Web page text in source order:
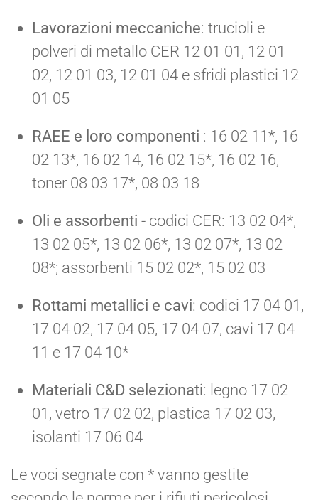
Lavorazioni meccaniche: trucioli e
polveri di metallo CER 12 01 01, 12 01
02, 12 01 03, 12 01 04 e sfridi plastici 12
01 05
RAEE e loro componenti : 16 02 11*, 16
02 13*, 16 02 14, 16 02 15*, 16 02 16,
toner 08 03 17*, 08 03 18
Oli e assorbenti - codici CER: 13 02 04*,
13 02 05*, 13 02 06*, 13 02 07*, 13 02
08*; assorbenti 15 02 02*, 15 02 03
Rottami metallici e cavi: codici 17 04 01,
17 04 02, 17 04 05, 17 04 07, cavi 17 04
11 e 17 04 10*
Materiali C&D selezionati: legno 17 02
01, vetro 17 02 02, plastica 17 02 03,
isolanti 17 06 04
Le voci segnate con * vanno gestite